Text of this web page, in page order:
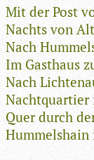
Mit der Post
Nachts von
Nach
Im Gasthaus
Nach
Quer durch
Hummelshain